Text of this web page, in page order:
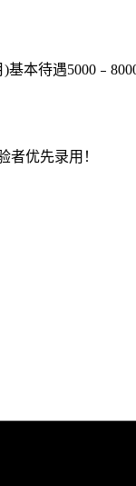
本待遇
者优先录用！